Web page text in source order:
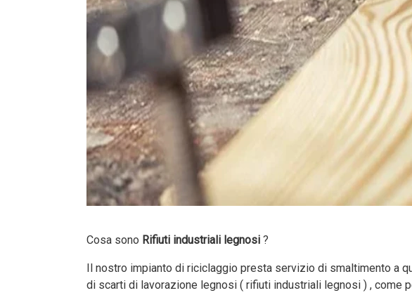
Cosa sono Rifiuti industriali legnosi ?
Il nostro impianto di riciclaggio presta servizio di smaltimento a
di scarti di lavorazione legnosi ( rifiuti industriali legnosi ) , come